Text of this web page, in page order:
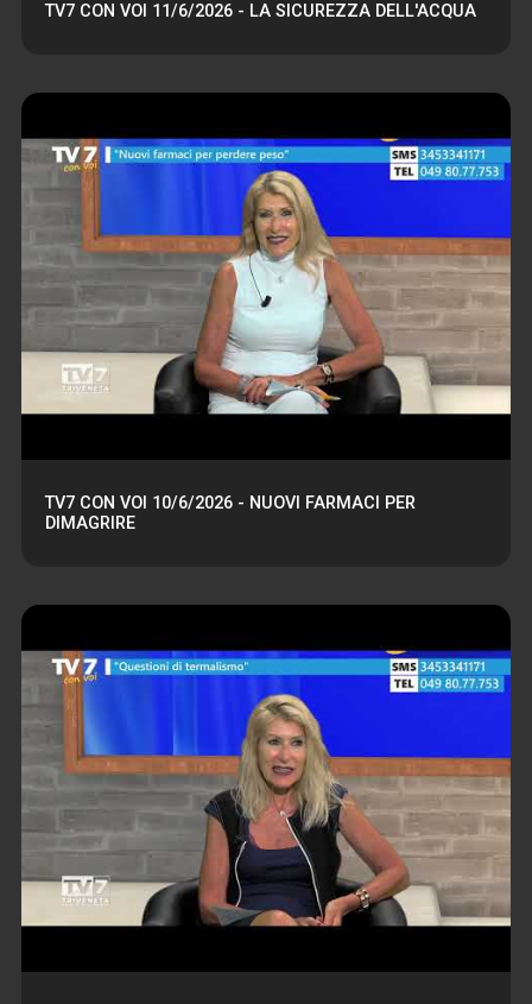
TV7 CON VOI 11/6/2026 - LA SICUREZZA DELL'ACQUA
TV7 CON VOI 10/6/2026 - NUOVI FARMACI PER
DIMAGRIRE